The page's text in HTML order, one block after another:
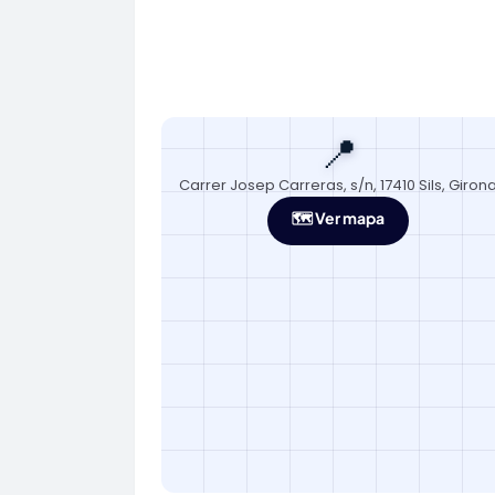
📍
Carrer Josep Carreras, s/n, 17410 Sils,
🗺️ Ver mapa